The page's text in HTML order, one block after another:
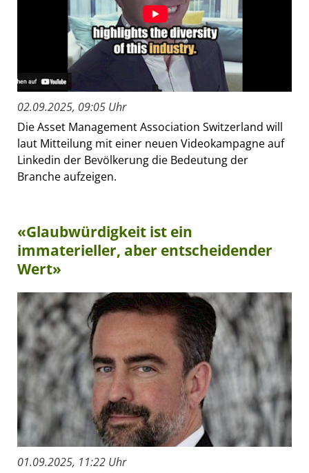
02.09.2025, 09:05 Uhr
Die Asset Management Association Switzerland will
laut Mitteilung mit einer neuen Videokampagne auf
Linkedin der Bevölkerung die Bedeutung der
Branche aufzeigen.
«Glaubwürdigkeit ist ein
immaterieller, aber entscheidender
Wert»
01.09.2025, 11:22 Uhr